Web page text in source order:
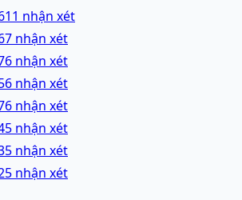
11 nhận xét
7 nhận xét
6 nhận xét
6 nhận xét
6 nhận xét
5 nhận xét
5 nhận xét
5 nhận xét